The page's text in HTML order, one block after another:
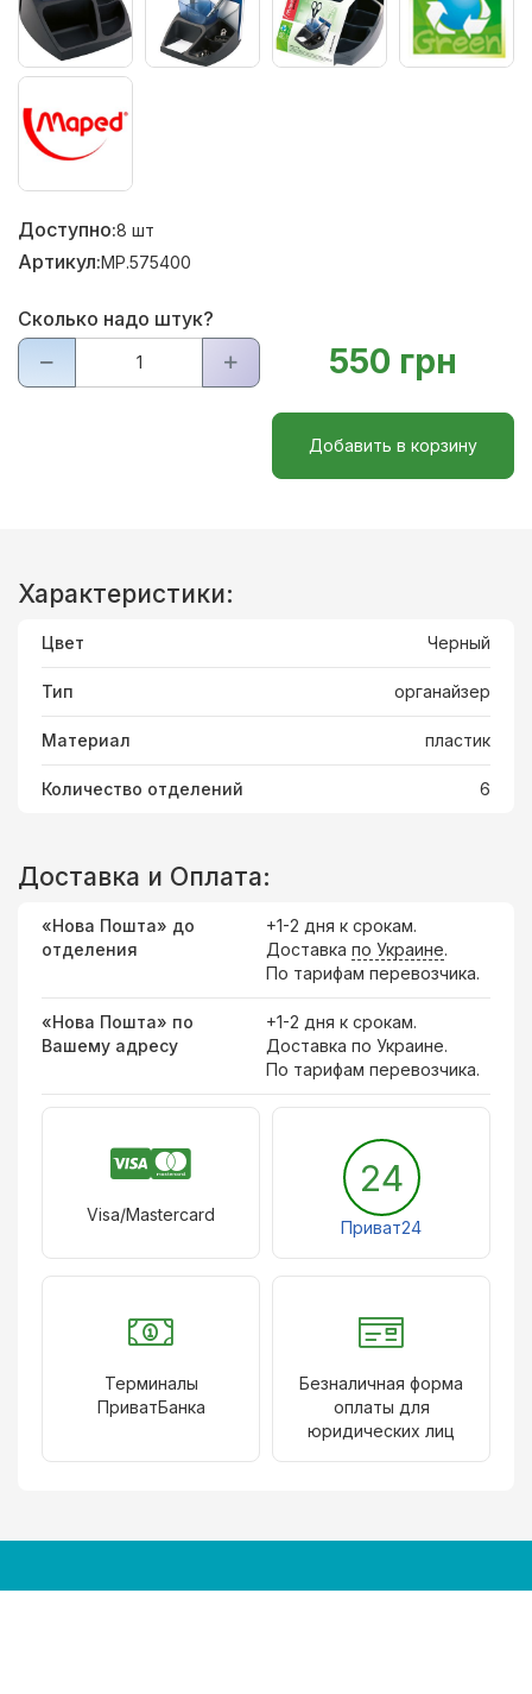
Доступно:8 шт
Артикул:MP.575400
Сколько надо штук?
550 грн
Добавить в корзину
Характеристики:
Цвет Черный
Тип органайзер
Материал пластик
Количество отделений 6
Доставка и Оплата:
«Нова Пошта» до
отделения
+1-2 дня к срокам.
Доставка по Украине.
По тарифам перевозчика.
«Нова Пошта» по
Вашему адресу
+1-2 дня к срокам.
Доставка по Украине.
По тарифам перевозчика.
Visa/Mastercard
24
Приват24
Терминалы
ПриватБанка
Безналичная форма
оплаты для
юридических лиц